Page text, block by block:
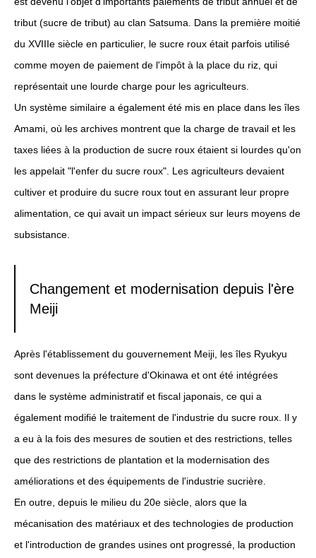
tribut (sucre de tribut) au clan Satsuma. Dans la première moitié
du XVIIIe siècle en particulier, le sucre roux était parfois utilisé
comme moyen de paiement de l'impôt à la place du riz, qui
représentait une lourde charge pour les agriculteurs.
Un système similaire a également été mis en place dans les îles
Amami, où les archives montrent que la charge de travail et les
taxes liées à la production de sucre roux étaient si lourdes qu'on
les appelait "l'enfer du sucre roux". Les agriculteurs devaient
cultiver et produire du sucre roux tout en assurant leur propre
alimentation, ce qui avait un impact sérieux sur leurs moyens de
subsistance.
Changement et modernisation depuis l'ère
Meiji
Après l'établissement du gouvernement Meiji, les îles Ryukyu
sont devenues la préfecture d'Okinawa et ont été intégrées
dans le système administratif et fiscal japonais, ce qui a
également modifié le traitement de l'industrie du sucre roux. Il y
a eu à la fois des mesures de soutien et des restrictions, telles
que des restrictions de plantation et la modernisation des
améliorations et des équipements de l'industrie sucrière.
En outre, depuis le milieu du 20e siècle, alors que la
mécanisation des matériaux et des technologies de production
et l'introduction de grandes usines ont progressé, la production